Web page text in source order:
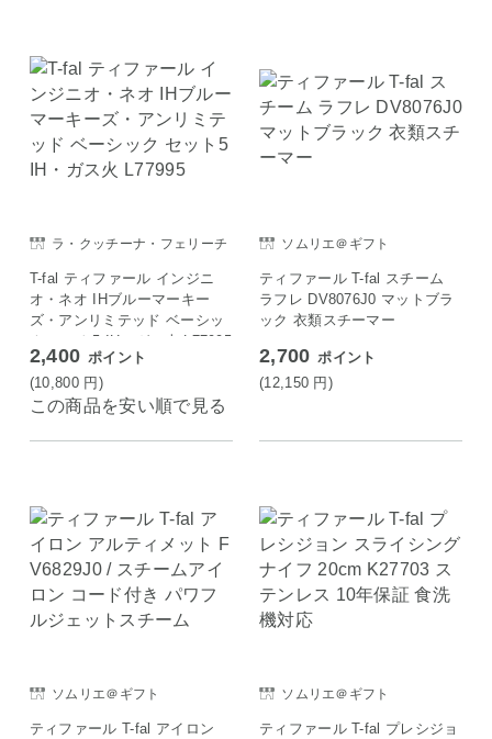
ラ・クッチーナ・フェリーチ
T-fal ティファール インジニ
オ・ネオ IHブルーマーキー
ズ・アンリミテッド ベーシッ
ク セット5 IH・ガス火 L77995
2,400 ポイント
(10,800 円 )
この商品を安い順で見る
ソムリエ＠ギフト
ティファール T-fal スチーム
ラフレ DV8076J0 マットブラ
ック 衣類スチーマー
2,700 ポイント
(12,150 円 )
ソムリエ＠ギフト
ティファール T-fal アイロン
ソムリエ＠ギフト
ティファール T-fal プレシジョ